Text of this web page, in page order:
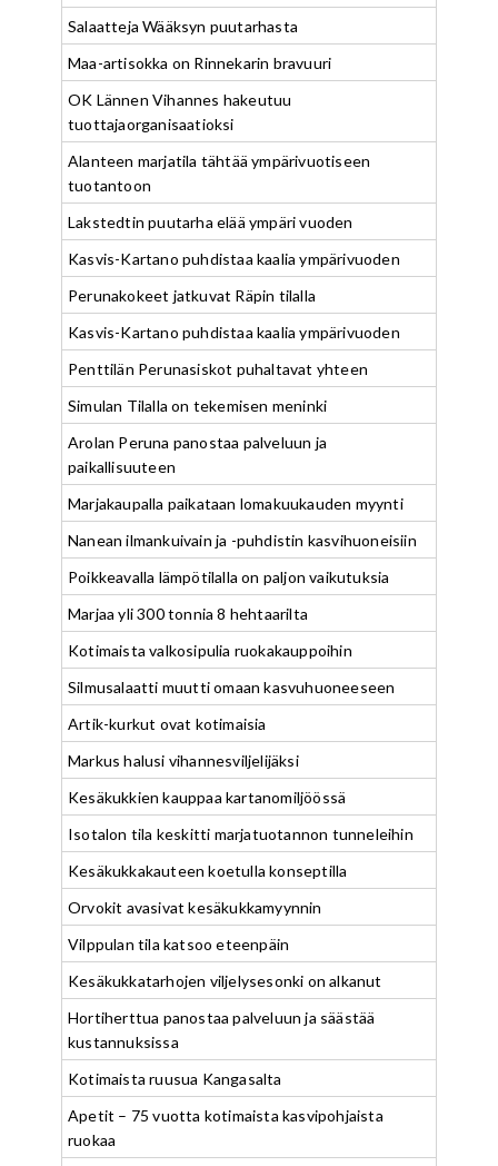
Salaatteja Wääksyn puutarhasta
Maa-artisokka on Rinnekarin bravuuri
OK Lännen Vihannes hakeutuu
tuottajaorganisaatioksi
Alanteen marjatila tähtää ympärivuotiseen
tuotantoon
Lakstedtin puutarha elää ympäri vuoden
Kasvis-Kartano puhdistaa kaalia ympärivuoden
Perunakokeet jatkuvat Räpin tilalla
Kasvis-Kartano puhdistaa kaalia ympärivuoden
Penttilän Perunasiskot puhaltavat yhteen
Simulan Tilalla on tekemisen meninki
Arolan Peruna panostaa palveluun ja
paikallisuuteen
Marjakaupalla paikataan lomakuukauden myynti
Nanean ilmankuivain ja -puhdistin kasvihuoneisiin
Poikkeavalla lämpötilalla on paljon vaikutuksia
Marjaa yli 300 tonnia 8 hehtaarilta
Kotimaista valkosipulia ruokakauppoihin
Silmusalaatti muutti omaan kasvuhuoneeseen
Artik-kurkut ovat kotimaisia
Markus halusi vihannesviljelijäksi
Kesäkukkien kauppaa kartanomiljöössä
Isotalon tila keskitti marjatuotannon tunneleihin
Kesäkukkakauteen koetulla konseptilla
Orvokit avasivat kesäkukkamyynnin
Vilppulan tila katsoo eteenpäin
Kesäkukkatarhojen viljelysesonki on alkanut
Hortiherttua panostaa palveluun ja säästää
kustannuksissa
Kotimaista ruusua Kangasalta
Apetit – 75 vuotta kotimaista kasvipohjaista
ruokaa